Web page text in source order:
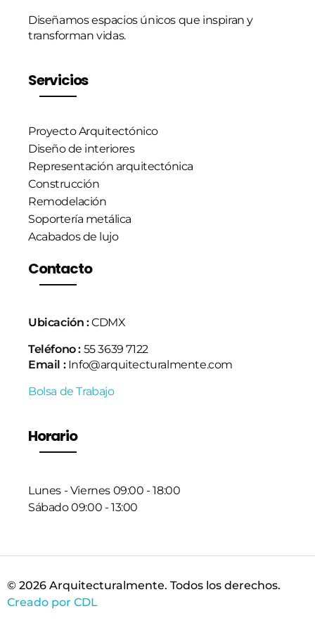
Diseñamos espacios únicos que inspiran y
transforman vidas.
Servicios
Proyecto Arquitectónico
Diseño de interiores
Representación arquitectónica
Construcción
Remodelación
Soportería metálica
Acabados de lujo
Contacto
Ubicación :CDMX
Teléfono : 55 3639 7122
Email :Info@arquitecturalmente.com
Bolsa de Trabajo
Horario
Lunes - Viernes 09:00 - 18:00
Sábado 09:00 - 13:00
© 2026 Arquitecturalmente. Todos los derechos.
Creado por CDL